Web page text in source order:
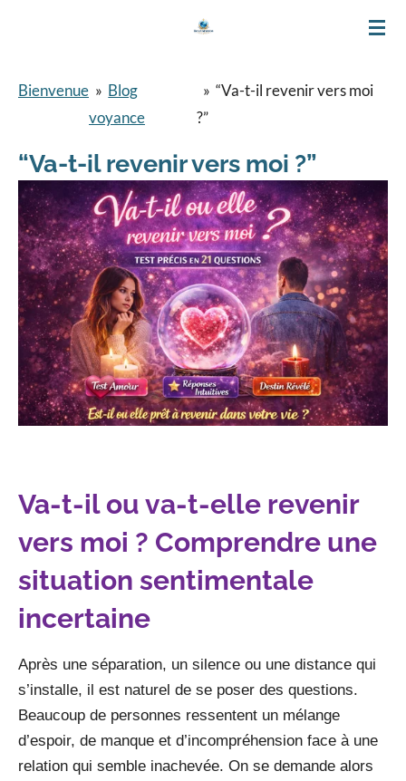
principal
Bienvenue » Blog
voyance
» “Va-t-il revenir vers moi
?”
“Va-t-il revenir vers moi ?”
Va-t-il ou va-t-elle revenir
vers moi ? Comprendre une
situation sentimentale
incertaine
Après une séparation, un silence ou une distance qui
s’installe, il est naturel de se poser des questions.
Beaucoup de personnes ressentent un mélange
d’espoir, de manque et d’incompréhension face à une
relation qui semble inachevée. On se demande alors